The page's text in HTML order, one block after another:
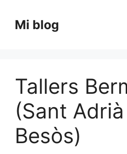
contenido
Mi blog
Tallers
(Sant
Besòs)